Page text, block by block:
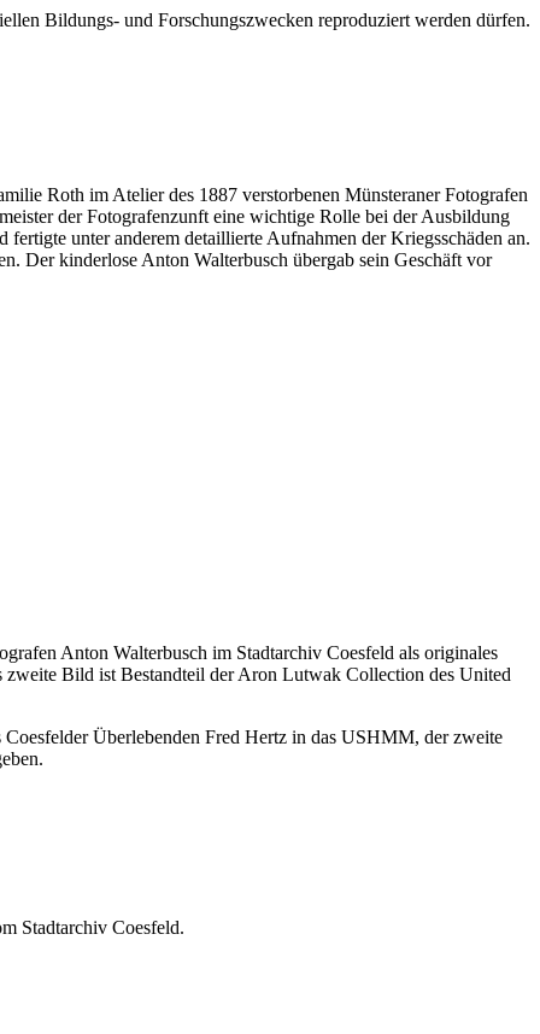
Bildungs- und Forschungszwecken reproduziert werden dürfen.
Roth im Atelier des 1887 verstorbenen Münsteraner Fotografen
der Fotografenzunft eine wichtige Rolle bei der Ausbildung
unter anderem detaillierte Aufnahmen der Kriegsschäden an.
Der kinderlose Anton Walterbusch übergab sein Geschäft vor
Anton Walterbusch im Stadtarchiv Coesfeld als originales
zweite Bild ist Bestandteil der Aron Lutwak Collection des United
Überlebenden Fred Hertz in das USHMM, der zweite
Stadtarchiv Coesfeld.